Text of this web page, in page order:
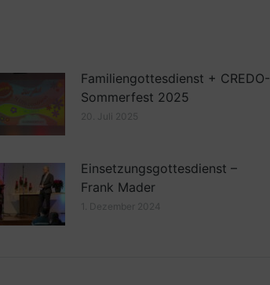
Familiengottesdienst + CREDO-
Sommerfest 2025
20. Juli 2025
Einsetzungsgottesdienst –
Frank Mader
1. Dezember 2024